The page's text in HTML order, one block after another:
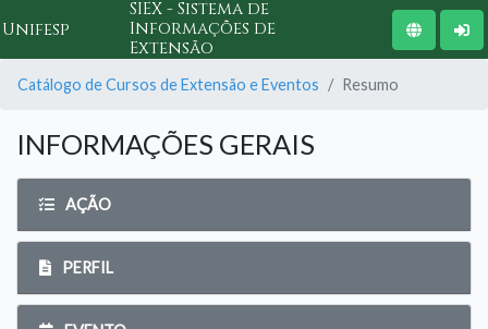
Unifesp
SIEX - Sistema de
Informações de
Extensão
Catálogo de Cursos de Extensão e Eventos Resumo
INFORMAÇÕES GERAIS
AÇÃO
PERFIL